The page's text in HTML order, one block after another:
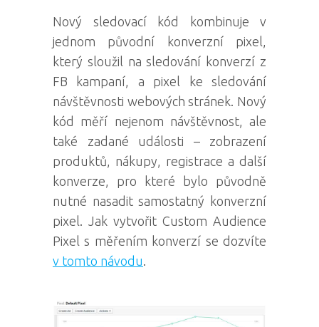
Nový sledovací kód kombinuje v
jednom původní konverzní pixel,
který sloužil na sledování konverzí z
FB kampaní, a pixel ke sledování
návštěvnosti webových stránek. Nový
kód měří nejenom návštěvnost, ale
také zadané události – zobrazení
produktů, nákupy, registrace a další
konverze, pro které bylo původně
nutné nasadit samostatný konverzní
pixel. Jak vytvořit Custom Audience
Pixel s měřením konverzí se dozvíte
v tomto návodu